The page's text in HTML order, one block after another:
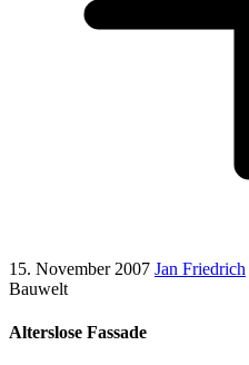
15. November 2007 Jan Friedrich
Bauwelt
Alterslose Fassade